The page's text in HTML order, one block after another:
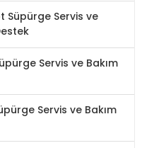
Süpürge Servis ve
Servis ve Bakım
Servis ve Bakım